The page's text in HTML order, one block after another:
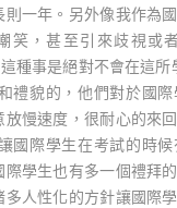
一年。另外像我作為
笑，甚至引來歧視或
種事是絕對不會在這所
禮貌的，他們對於國
慢速度，很耐心的來
國際學生在考試的時
學生也有多一個禮拜
人性化的方針讓國際